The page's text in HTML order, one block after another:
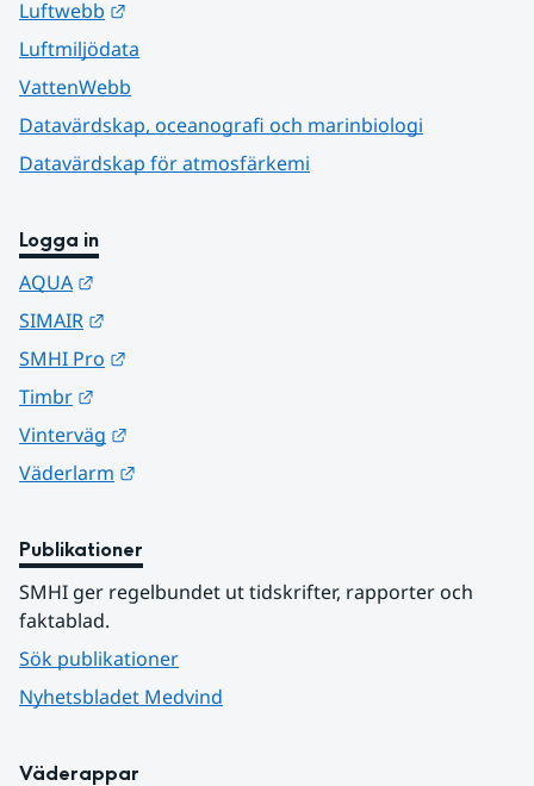
Luftwebb
Luftmiljödata
VattenWebb
Datavärdskap, oceanografi och marinbiologi
Datavärdskap för atmosfärkemi
Logga in
AQUA
SIMAIR
SMHI Pro
Timbr
Vinterväg
Väderlarm
Publikationer
SMHI ger regelbundet ut tidskrifter, rapporter och
faktablad.
Sök publikationer
Nyhetsbladet Medvind
Väderappar